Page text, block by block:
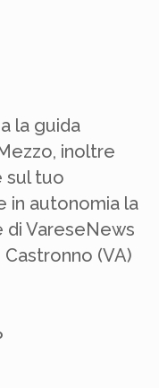
la guida
inoltre
sul tuo
in autonomia la
di VareseNews
(VA)